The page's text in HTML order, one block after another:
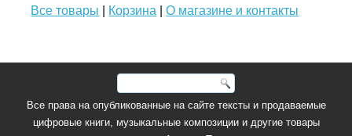
Все товары Корзина |О магазине и контакты
Все права на опубликованные на сайте тексты и продаваемые
цифровые книги, музыкальные композиции и другие товары